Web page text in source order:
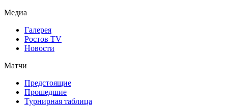
Медиа
Галерея
Ростов TV
Новости
Матчи
Предстоящие
Прошедшие
Турнирная таблица